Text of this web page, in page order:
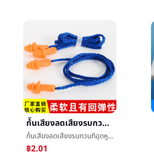
ก้ันเสียงลดเสียงรบกวนทีอุดหูกันนำหรือเสียงยางทำจากซิลิคอนว่ายน้ำกันน้ำต่อต้านสัญญาณรบกวนต้นคริสต์มาสเกลียว1270ทีอุดหูกันนำหรือเสียง
ก้ันเสียงลดเสียงรบกวนทีอุดหูกันนำหรือเสียงยางทำจากซิลิคอนว่ายน้ำกันน้ำต่อต้านสัญญาณรบกวนต้นคริสต์มาสเกลียว1270ทีอุดหูกันนำหรือเสียง
฿2.01